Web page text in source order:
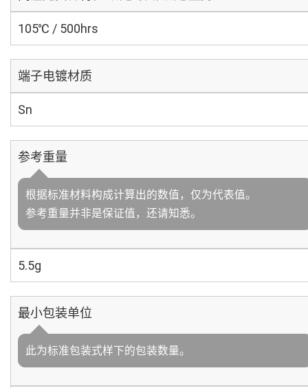
105℃ / 500hrs
端子电镀材质
Sn
参考重量
根据标准材料构成计算出的数值，仅为代表值。
参考重量并非是保证值，还请知悉。
5.5g
最小包装单位
此为标准包装式样下的包装数量。